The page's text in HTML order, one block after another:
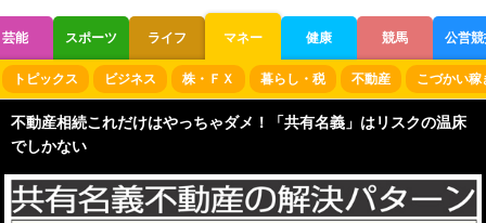
芸能 スポーツ ライフ マネー 健康 競馬 公営
ボートレース 競輪 オートレース
トピックス ビジネス 株・ＦＸ 暮らし・税 不動産 こづかい稼
不動産相続これだけはやっちゃダメ！「共有名義」はリスクの温床
でしかない